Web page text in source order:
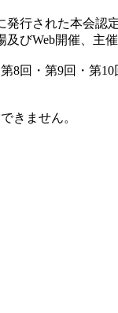
行された本会認
びWeb開催、主催
回・第9回・第
きません。